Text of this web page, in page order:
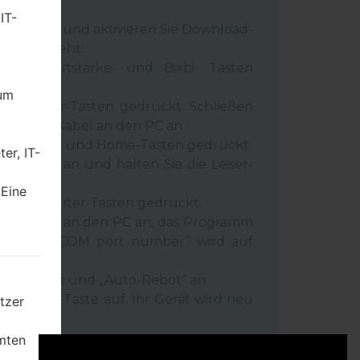
aus und aktivieren Sie Download-
wie es geht:
, Lautstärke- und Bixbi- Tasten
Leiser-Tasten gedrückt. Schließen
USB-Kabel an den PC an.
, Lauter- und Home-Tasten gedrückt.
Kabel an und halten Sie die Leiser-
und Lauter-Tasten gedrückt.
Telefon an den PC an, das Programm
„Start“-Taste auf. Ihr Gerät wird neu
IT-